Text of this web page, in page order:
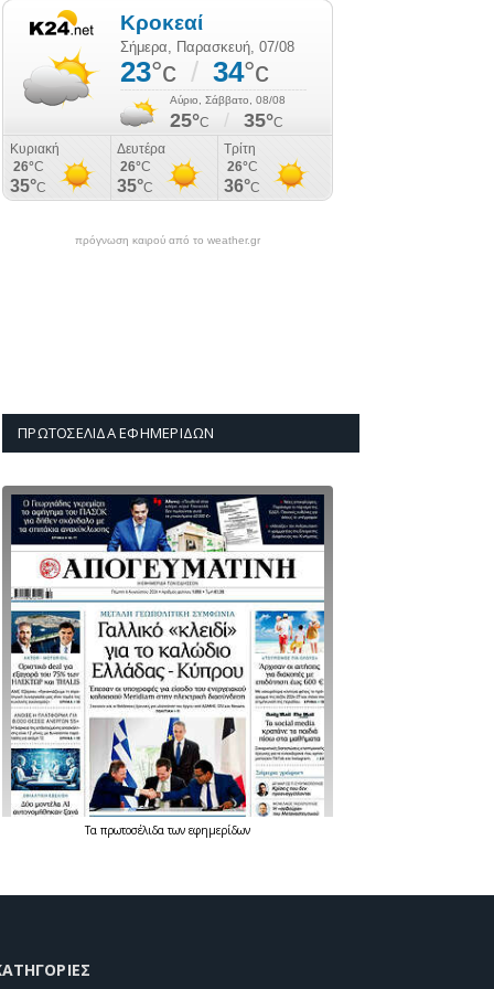
πρόγνωση καιρού από το weather.gr
ΠΡΩΤΟΣΈΛΙΔΑ ΕΦΗΜΕΡΊΔΩΝ
Τα πρωτοσέλιδατων εφημερίδων